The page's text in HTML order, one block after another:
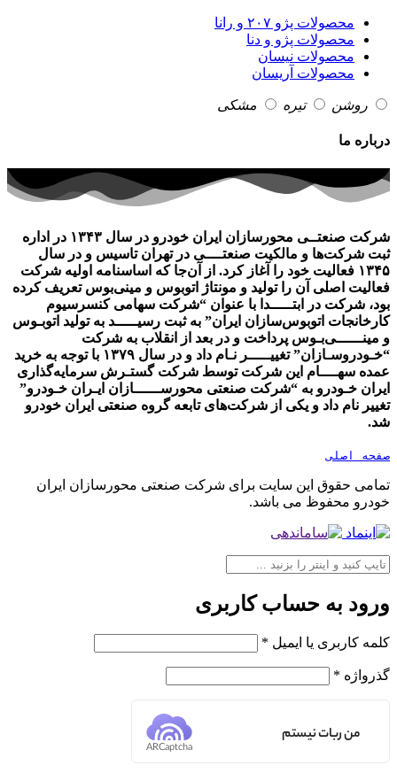
محصولات پژو ۲۰۷ و رانا
محصولات پژو و دنا
محصولات نیسان
محصولات آریسان
روشن تیره مشکی
درباره ما
شرکت صنعتــی محورسازان ایران خودرو در سال ۱۳۴۳ در اداره
ثبت شرکت‌ها و مالکیت صنعتــــی در تهران تاسیس و در سال
۱۳۴۵ فعالیت خود را آغاز کرد. از آن‌جا که اساسنامه اولیه شرکت
فعالیت اصلی آن­ را تولید و مونتاژ اتوبوس و مینی­‌بوس تعریف کرده
بود، شرکت در ابتـــــدا با عنوان “شرکت سهامی کنسرسیوم
کارخانجات اتوبوس­‌سازان ایران” به ثبت رسیـــــد به تولید اتوبـوس
و مینــــــی­‌بـوس پرداخت و در بعد از انقلاب به شرکت
“خـودروسـازان” تغییـــــر نـام داد و در سال ۱۳۷۹ با توجه به خرید
عمده سهــــام این شرکت توسط شرکت گستـرش سرمایه­‌گذاری
ایران خـودرو به “شرکت صنعتی محورســــــازان ایـران خـودرو”
تغییر نام داد و یکی از شرکت‌های تابعه گروه صنعتی ایران خودرو
شد.
صفحه اصلی
تمامی حقوق این سایت برای شرکت صنعتی محورسازان ایران
خودرو محفوظ می باشد.
ورود به حساب کاربری
کلمه کاربری یا ایمیل *
گذرواژه *
من ربات نیستم
ARCaptcha